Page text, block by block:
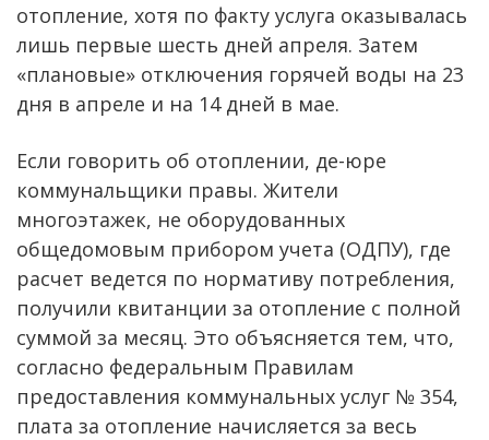
отопление, хотя по факту услуга оказывалась
лишь первые шесть дней апреля. Затем
«плановые» отключения горячей воды на 23
дня в апреле и на 14 дней в мае.
Если говорить об отоплении, де-юре
коммунальщики правы. Жители
многоэтажек, не оборудованных
общедомовым прибором учета (ОДПУ), где
расчет ведется по нормативу потребления,
получили квитанции за отопление с полной
суммой за месяц. Это объясняется тем, что,
согласно федеральным Правилам
предоставления коммунальных услуг № 354,
плата за отопление начисляется за весь